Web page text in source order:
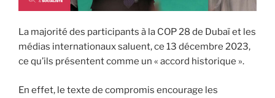
La majorité des participants à la COP 28 de Dubaï et les
médias internationaux saluent, ce 13 décembre 2023,
ce qu’ils présentent comme un « accord historique ».
En effet, le texte de compromis encourage les